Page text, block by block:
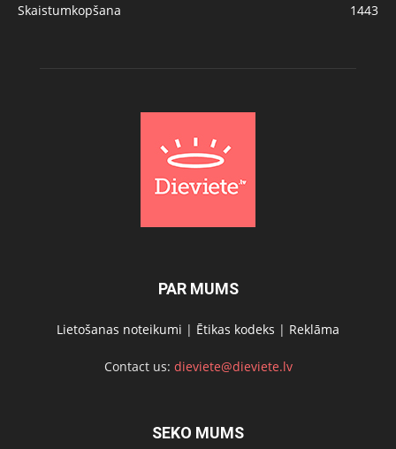
Skaistumkopšana
1443
PAR MUMS
Lietošanas noteikumi | Ētikas kodeks | Reklāma
Contact us: dieviete@dieviete.lv
SEKO MUMS